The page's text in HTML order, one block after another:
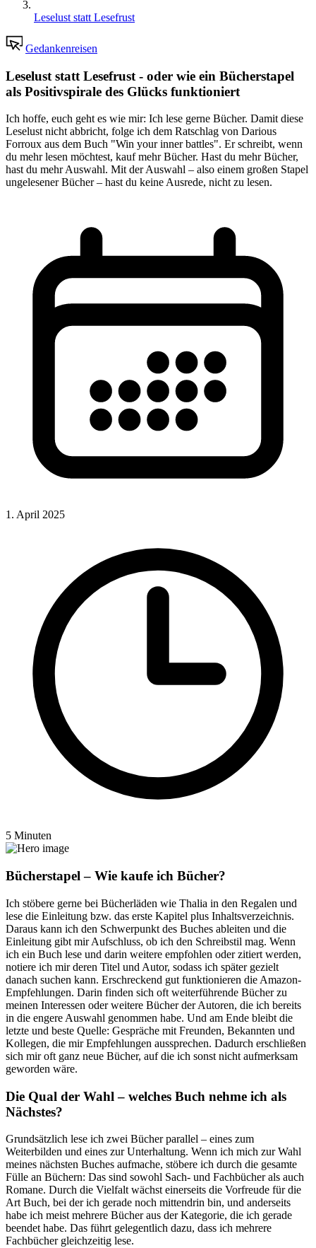
Leselust statt Lesefrust
Gedankenreisen
Leselust statt Lesefrust - oder wie ein Bücherstapel
als Positivspirale des Glücks funktioniert
Ich hoffe, euch geht es wie mir: Ich lese gerne Bücher. Damit diese
Leselust nicht abbricht, folge ich dem Ratschlag von Darious
Forroux aus dem Buch "Win your inner battles". Er schreibt, wenn
du mehr lesen möchtest, kauf mehr Bücher. Hast du mehr Bücher,
hast du mehr Auswahl. Mit der Auswahl – also einem großen Stapel
ungelesener Bücher – hast du keine Ausrede, nicht zu lesen.
1. April 2025
5 Minuten
Bücherstapel – Wie kaufe ich Bücher?
Ich stöbere gerne bei Bücherläden wie Thalia in den Regalen und
lese die Einleitung bzw. das erste Kapitel plus Inhaltsverzeichnis.
Daraus kann ich den Schwerpunkt des Buches ableiten und die
Einleitung gibt mir Aufschluss, ob ich den Schreibstil mag. Wenn
ich ein Buch lese und darin weitere empfohlen oder zitiert werden,
notiere ich mir deren Titel und Autor, sodass ich später gezielt
danach suchen kann. Erschreckend gut funktionieren die Amazon-
Empfehlungen. Darin finden sich oft weiterführende Bücher zu
meinen Interessen oder weitere Bücher der Autoren, die ich bereits
in die engere Auswahl genommen habe. Und am Ende bleibt die
letzte und beste Quelle: Gespräche mit Freunden, Bekannten und
Kollegen, die mir Empfehlungen aussprechen. Dadurch erschließen
sich mir oft ganz neue Bücher, auf die ich sonst nicht aufmerksam
geworden wäre.
Die Qual der Wahl – welches Buch nehme ich als
Nächstes?
Grundsätzlich lese ich zwei Bücher parallel – eines zum
Weiterbilden und eines zur Unterhaltung. Wenn ich mich zur Wahl
meines nächsten Buches aufmache, stöbere ich durch die gesamte
Fülle an Büchern: Das sind sowohl Sach- und Fachbücher als auch
Romane. Durch die Vielfalt wächst einerseits die Vorfreude für die
Art Buch, bei der ich gerade noch mittendrin bin, und anderseits
habe ich meist mehrere Bücher aus der Kategorie, die ich gerade
beendet habe. Das führt gelegentlich dazu, dass ich mehrere
Fachbücher gleichzeitig lese.